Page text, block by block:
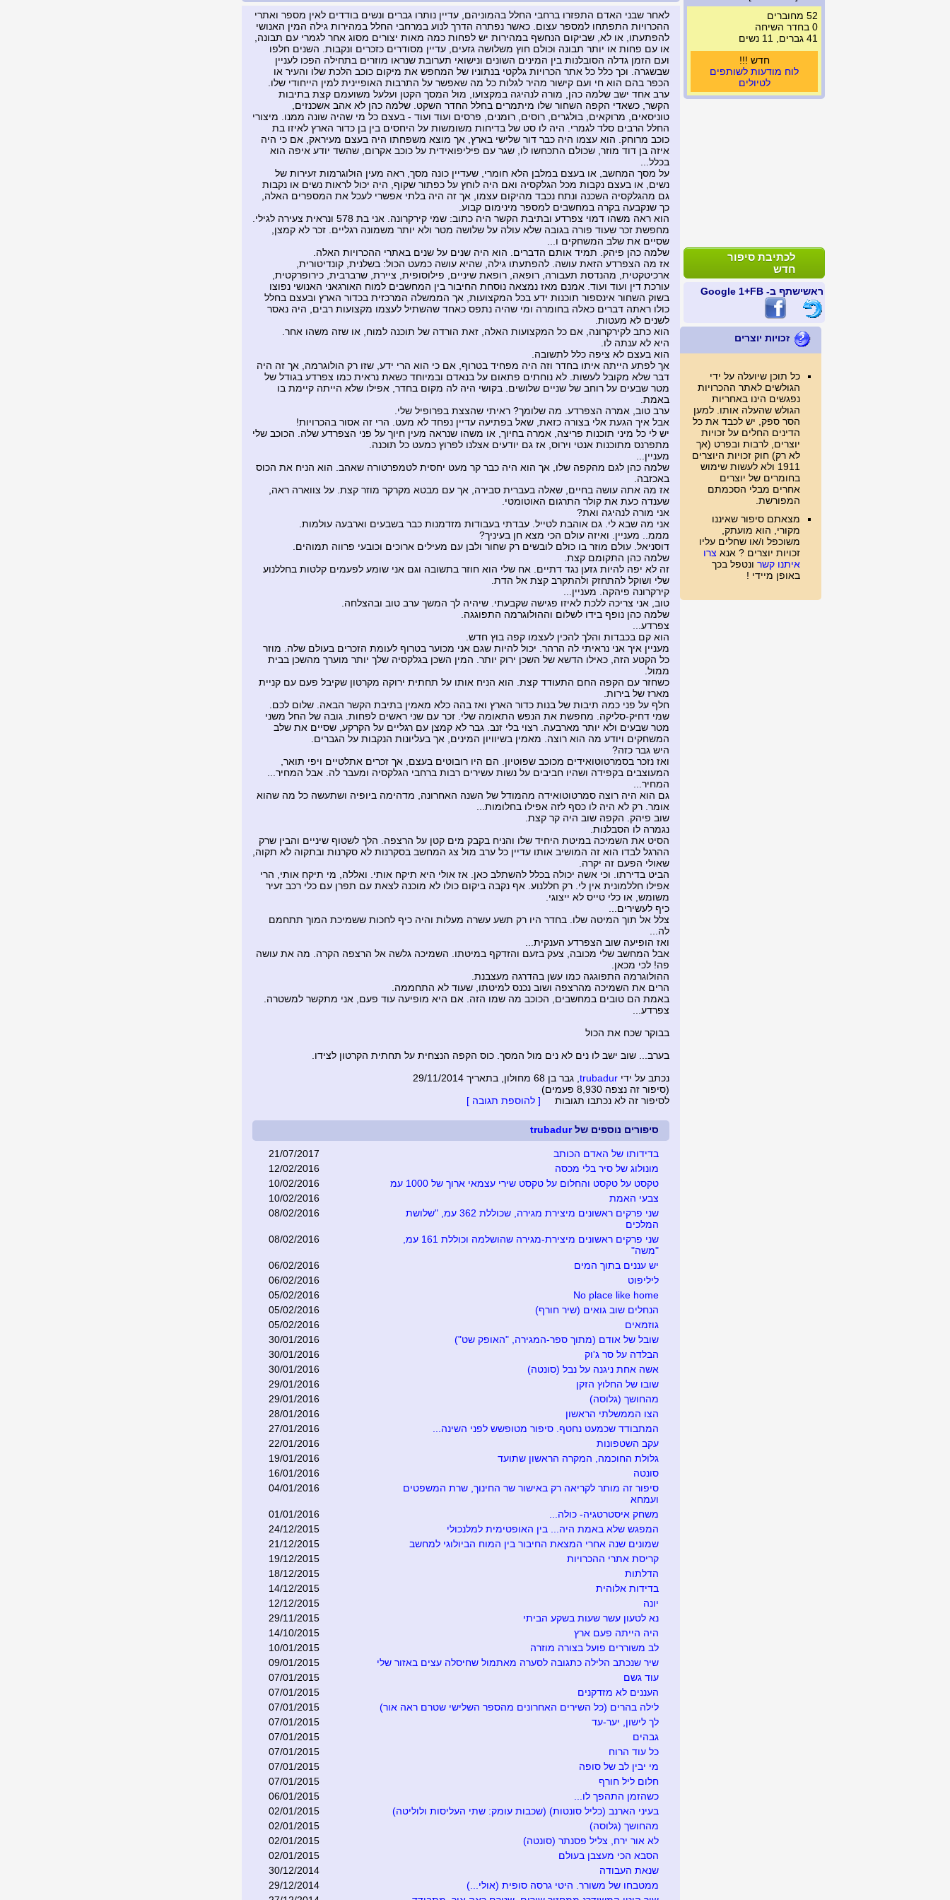
52 מחוברים
0 בחדר השיחה
41 גברים, 11 נשים
חדש !!!
לוח מודעות לשותפים
לטיולים
לכתיבת סיפור
חדש
ראשישתף ב- FB +1 Google
זכויות יוצרים
כל תוכן שיועלה על ידי
הגולשים לאתר ההכרויות
נפגשים הינו באחריות
הגולש שהעלה אותו. למען
הסר ספק, יש לכבד את כל
הדינים החלים על זכויות
יוצרים, לרבות ובפרט (אך
לא רק) חוק זכויות היוצרים
1911 ולא לעשות שימוש
בחומרים של יוצרים
אחרים מבלי הסכמתם
המפורשת.
מצאתם סיפור שאיננו
מקורי, הוא מועתק,
משוכפל ו/או שחלים עליו
זכויות יוצרים ? אנא צרו
איתנו קשר ונטפל בכך
באופן מיידי !
לאחר שבני האדם התפזרו ברחבי החלל בהמוניהם, עדיין נותרו גברים ונשים בודדים לאין מספר ואתרי
ההכרויות התפתחו למספר עצום. כאשר נפתרה הדרך לנוע במרחבי החלל במהירות גילה המין האנושי
להפתעתו, או לא, שביקום הנחשף במהירות יש לפחות כמה מאות יצורים מסוג אחר לגמרי עם תבונה,
או עם פחות או יותר תבונה וכולם חוץ משלושה גזעים, עדיין מסודרים כזכרים ונקבות. השנים חלפו
ועם הזמן גדלה הסובלנות בין המינים השונים ונישואי תערובת שנראו מוזרים בתחילה הפכו לעניין
שבשגרה. וכך כלל כל אתר הכרויות גלקטי בנתוניו של המחפש את מיקום כוכב הלכת שלו והעיר או
הכפר בהם הוא חי ועם קישור מהיר לגלות כל מה שאפשר על התרבות האופיינית למין הייחודי שלו.
ערב אחד ישב שלמה כהן, מורה לנהיגה במקצועו, מול המסך הקטן ועלעל משועמם קצת בתיבות
הקשר, כשאדי הקפה השחור שלו מיתמרים בחלל החדר השקט. שלמה כהן לא אהב אשכנזים,
טוניסאים, מרוקאים, בולגרים, רוסים, רומנים, פרסים ועוד ועוד - בעצם כל מי שהיה שונה ממנו. מיצורי
החלל הרבים סלד לגמרי. היה לו סט של בדיחות משומשות על היחסים בין בן כדור הארץ לאיזו בת
כוכב מרוחק. הוא עצמו היה כבר דור שלישי בארץ, אך מוצא משפחתו היה בעצם מעיראק, אם כי היה
איזה בן דוד מוזר, שכולם התכחשו לו, שגר עם פיליפואידית על כוכב אקרום, שהשד יודע איפה הוא
בכלל...
על מסך המחשב, או בעצם במלבן הלא חומרי, שעדיין כונה מסך, ראה מעין הולוגרמות זעירות של
נשים, או בעצם נקבות מכל הגלקסיה ואם היה לוחץ על כפתור שקוף, היה יכול לראות נשים או נקבות
גם מהגלקסיה השכנה ונתח נכבד מהיקום עצמו, אך זה היה בלתי אפשרי לעכל את המספרים האלה,
כך שנקבעה בקרה במחשבים למספר מינימום קבוע.
הוא ראה משהו דמוי צפרדע ובתיבת הקשר היה כתוב: שמי קירקרונה. אני בת 578 ונראית צעירה לגילי.
מחפשת זכר שעוד פורה בגובה שלא עולה על שלושה מטר ולא יותר משמונה רגליים. זכר לא קמצן,
שסיים את שלב המשחקים ו...
שלמה כהן פיהק. תמיד אותם הדברים. הוא היה שנים על שנים באתרי ההכרויות האלה.
אז מה הצפרדע הזאת עושה. להפתעתו גילה, שהיא עושה כמעט הכול: בשלנית, קונדיטורית,
ארכיטקטית, מהנדסת תעבורה, רופאה, רופאת שיניים, פילוסופית, ציירת, שרברבית, כירופרקטית,
עורכת דין ועוד ועוד. אמנם מאז נמצאה נוסחת החיבור בין המחשבים למוח האורגאני האנושי נפוצו
בשוק השחור אינספור תוכנות ידע בכל המקצועות, אך הממשלה המרכזית בכדור הארץ ובעצם בחלל
כולו ראתה דברים כאלה בחומרה ומי שהיה נתפס כאחד שהשתיל לעצמו מקצועות רבים, היה נאסר
לשנים לא מעטות.
הוא כתב לקירקרונה, אם כל המקצועות האלה, זאת הורדה של תוכנה למוח, או שזה משהו אחר.
היא לא ענתה לו.
הוא בעצם לא ציפה כלל לתשובה.
אך לפתע הייתה איתו בחדר וזה היה מפחיד בטרוף, אם כי הוא הרי ידע, שזו רק הולוגרמה, אך זה היה
דבר שלא מקובל לעשות. לא נוחתים פתאום על בנאדם ובמיוחד כשאת נראית כמו צפרדע בגודל של
מטר שבעים על רוחב של שניים שלושים. בקושי היה לה מקום בחדר, אפילו שלא הייתה קיימת בו
באמת.
ערב טוב, אמרה הצפרדע. מה שלומך? ראיתי שהצצת בפרופיל שלי.
אבל איך הגעת אלי בצורה כזאת, שאל בפתיעה עדיין נפחד לא מעט. הרי זה אסור בהכרויות!
יש לי כל מיני תוכנות פריצה, אמרה בחיוך, או משהו שנראה מעין חיוך על פני הצפרדע שלה. הכוכב שלי
מתפרנס מתוכנות אנטי וירוס, אז גם יודעים אצלנו לפרוץ כמעט כל תוכנה.
מעניין...
שלמה כהן לגם מהקפה שלו, אך הוא היה כבר קר מעט יחסית לטמפרטורה שאהב. הוא הניח את הכוס
באכזבה.
אז מה אתה עושה בחיים, שאלה בעברית סבירה, אך עם מבטא מקרקר מוזר קצת. על צווארה ראה,
שענדה כעת את קולר התרגום האוטומטי.
אני מורה לנהיגה ואת?
אני מה שבא לי. גם אוהבת לטייל. עבדתי בעבודות מזדמנות כבר בשבעים וארבעה עולמות.
מממ.. מעניין. ואיזה עולם הכי מצא חן בעיניך?
דוסניאל. עולם מוזר בו כולם לובשים רק שחור ולבן עם מעילים ארוכים וכובעי פרווה תמוהים.
שלמה כהן התקומם קצת.
זה לא יפה להיות גזען נגד דתיים. אח שלי הוא חוזר בתשובה וגם אני שומע לפעמים קלטות בחללנוע
שלי ושוקל להתחזק ולהתקרב קצת אל הדת.
קירקרונה פיהקה. מעניין...
טוב, אני צריכה ללכת לאיזו פגישה שקבעתי. שיהיה לך המשך ערב טוב ובהצלחה.
שלמה כהן נופף בידו לשלום וההולוגרמה התפוגגה.
צפרדע...
הוא קם בכבדות והלך להכין לעצמו קפה בוץ חדש.
מעניין איך אני נראיתי לה הרהר. יכול להיות שגם אני מכוער בטרוף לעומת הזכרים בעולם שלה. מוזר
כל הקטע הזה, כאילו הדשא של השכן ירוק יותר. המין השכן בגלקסיה שלך יותר מוערך מהשכן בבית
ממול.
כשחזר עם הקפה החם התעודד קצת. הוא הניח אותו על תחתית ירוקה מקרטון שקיבל פעם עם קניית
מארז של בירות.
חלף על פני כמה תיבות של בנות כדור הארץ ואז בהה כלא מאמין בתיבת הקשר הבאה. שלום לכם.
שמי דחיק-סליקה. מחפשת את הנפש התאומה שלי. זכר עם שני ראשים לפחות. גובה של החל משני
מטר שבעים ולא יותר מארבעה. רצוי בלי זנב. גבר לא קמצן עם רגליים על הקרקע, שסיים את שלב
המשחקים ויודע מה הוא רוצה. מאמין בשיוויון המינים, אך בעליונות הנקבות על הגברים.
היש גבר כזה?
ואז נזכר בסמרטוטואידים מכוכב שפוטיון. הם היו רובוטים בעצם, אך זכרים אתלטיים ויפי תואר,
המעוצבים בקפידה ושהיו חביבים על נשות עשירים רבות ברחבי הגלקסיה ומעבר לה. אבל המחיר...
המחיר...
גם הוא היה רוצה סמרטוטואידה מהמודל של השנה האחרונה, מדהימה ביופיה ושתעשה כל מה שהוא
אומר. רק לא היה לו כסף לזה אפילו בחלומות...
שוב פיהק. הקפה שוב היה קר קצת.
נגמרה לו הסבלנות.
הסיט את השמיכה במיטת היחיד שלו והניח בקבק מים קטן על הרצפה. הלך לשטוף שיניים והבין שרק
ההרגל לבדו הוא זה המושיב אותו עדיין כל ערב מול צג המחשב בסקרנות לא סקרנות ובתקוה לא תקוה,
שאולי הפעם זה יקרה.
הביט בדירתו. וכי אשה יכולה בכלל להשתלב כאן. אז אולי היא תיקח אותי. ואללה, מי תיקח אותי, הרי
אפילו חללמונית אין לי. רק חללנוע. אף נקבה ביקום כולו לא מוכנה לצאת עם תפרן עם כלי רכב זעיר
משומש, או כלי טייס לא ייצוגי.
כיף לעשירים...
צלל אל תוך המיטה שלו. בחדר היו רק תשע עשרה מעלות והיה כיף לחכות ששמיכת המוך תתחמם
לה...
ואז הופיעה שוב הצפרדע הענקית...
אבל המחשב שלי מכובה, צעק בזעם והזדקף במיטתו. השמיכה גלשה אל הרצפה הקרה. מה את עושה
פה! לכי מכאן.
ההולוגרמה התפוגגה כמו עשן בהדרגה מעצבנת.
הרים את השמיכה מהרצפה ושוב נכנס למיטתו, שעוד לא התחממה.
באמת הם טובים במחשבים, הכוכב מה שמו הזה. אם היא מופיעה עוד פעם, אני מתקשר למשטרה.
צפרדע...
בבוקר שכח את הכול
בערב... שוב ישב לו נים לא נים מול המסך. כוס הקפה הנצחית על תחתית הקרטון לצידו.
נכתב על ידי trubadur , גבר בן 68 מחולון, בתאריך 29/11/2014
(סיפור זה נצפה 8,930 פעמים)
לסיפור זה לא נכתבו תגובות [ להוספת תגובה ]
סיפורים נוספים שלtrubadur
בדידותו של האדם הכותב
21/07/2017
מונולוג של סיר בלי מכסה
12/02/2016
טקסט על טקסט והחלום על טקסט שירי עצמאי ארוך של 1000 עמ
10/02/2016
צבעי האמת
10/02/2016
שני פרקים ראשונים מיצירת מגירה, שכוללת 362 עמ, "שלושת
המלכים
08/02/2016
שני פרקים ראשונים מיצירת-מגירה שהושלמה וכוללת 161 עמ,
"משה"
08/02/2016
יש עננים בתוך המים
06/02/2016
ליליפוט
06/02/2016
No place like home
05/02/2016
הנחלים שוב גואים (שיר חורף)
05/02/2016
גוזמאים
05/02/2016
שובל של אודם (מתוך ספר-המגירה, "האופק שט")
30/01/2016
הבלדה על סר ג'וק
30/01/2016
אשה אחת ניגנה על נבל (סונטה)
30/01/2016
שובו של החלוץ הזקן
29/01/2016
מהחושך (גלוסה)
29/01/2016
הצו הממשלתי הראשון
28/01/2016
המתבודד שכמעט נחטף. סיפור מטופשש לפני השינה...
27/01/2016
עקב השטפונות
22/01/2016
גלולת החוכמה, המקרה הראשון שתועד
19/01/2016
סונטה
16/01/2016
סיפור זה מותר לקריאה רק באישור שר החינוך, שרת המשפטים
ועמחא
04/01/2016
משחק איסטרטגיה- כולה...
01/01/2016
המפגש שלא באמת היה... בין האופטימית למלנכולי
24/12/2015
שמונים שנה אחרי המצאת החיבור בין המוח הביולוגי למחשב
21/12/2015
קריסת אתרי ההכרויות
19/12/2015
הדלתות
18/12/2015
בדידות אלוהית
14/12/2015
יונה
12/12/2015
נא לטעון עשר שעות בשקע הביתי
29/11/2015
היה הייתה פעם ארץ
14/10/2015
לב משוררים פועל בצורה מוזרה
10/01/2015
שיר שנכתב הלילה כתגובה לסערה מאתמול שחיסלה עצים באזור שלי
09/01/2015
עוד גשם
07/01/2015
העננים לא מזדקנים
07/01/2015
לילה בהרים (כל השירים האחרונים מהספר השלישי שטרם ראה אור)
07/01/2015
לך לישון, יער-עד
07/01/2015
גבהים
07/01/2015
כל עוד הרוח
07/01/2015
מי יבין לב של סופה
07/01/2015
חלום ליל חורף
07/01/2015
כשהזמן התהפך לו...
06/01/2015
בעיני הארנב (כליל סונטות) (שכבות עומק: שתי העליסות ולוליטה)
02/01/2015
מהחושך (גלוסה)
02/01/2015
לא אור ירח, צליל פסנתר (סונטה)
02/01/2015
הסבא הכי מעצבן בעולם
02/01/2015
שנאת העבודה
30/12/2014
ממטבחו של משורר. היטי גרסה סופית (אולי...)
29/12/2014